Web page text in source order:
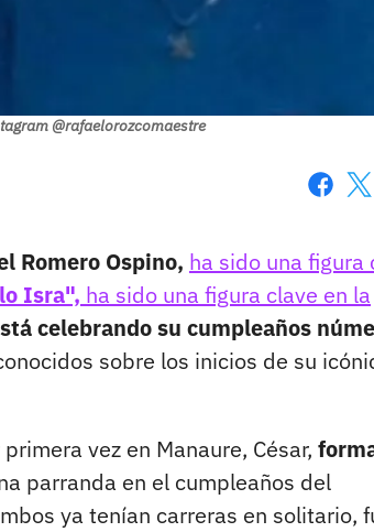
@rafaelorozcomaestre
Romero Ospino, ha sido una figura
Isra", ha sido una figura clave en la
celebrando su cumpleaños
sobre los inicios de su
vez en Manaure, César,
parranda en el cumpleaños del
ya tenían carreras en solitario,